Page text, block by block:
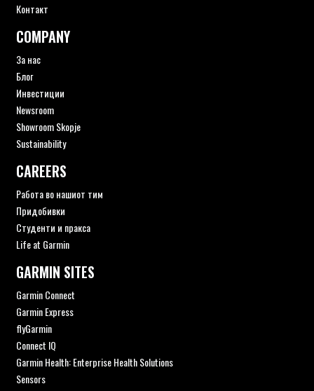
Контакт
COMPANY
За нас
Блог
Инвестиции
Newsroom
Showroom Skopje
Sustainability
CAREERS
Работа во нашиот тим
Придобивки
Студенти и пракса
Life at Garmin
GARMIN SITES
Garmin Connect
Garmin Express
flyGarmin
Connect IQ
Garmin Health: Enterprise Health Solutions
Sensors